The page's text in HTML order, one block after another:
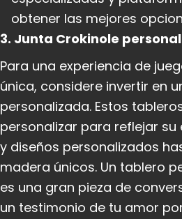
obtener las mejores
3. Junta Crokinole
Para una experiencia de
única, considere invertir en
personalizada. Estos
personalizar para reflejar su
y diseños personalizados
madera únicos. Un tablero
es una gran pieza de
un testimonio de tu amor